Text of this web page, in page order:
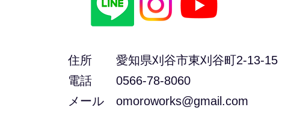
住所 愛知県刈谷市東刈谷町2-13-15
電話 0566-78-8060
メール omoroworks@gmail.com